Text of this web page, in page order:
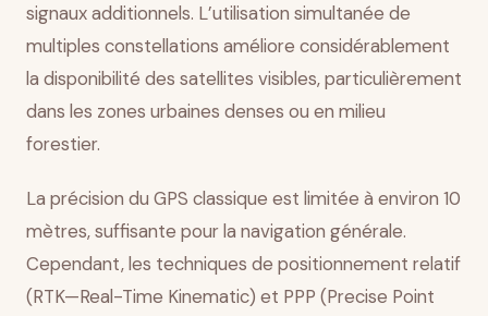
signaux additionnels. L’utilisation simultanée de
multiples constellations améliore considérablement
la disponibilité des satellites visibles, particulièrement
dans les zones urbaines denses ou en milieu
forestier.
La précision du GPS classique est limitée à environ 10
mètres, suffisante pour la navigation générale.
Cependant, les techniques de positionnement relatif
(RTK—Real-Time Kinematic) et PPP (Precise Point